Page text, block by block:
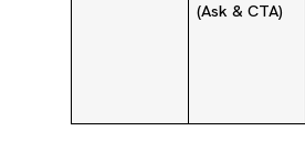
(Ask & CTA)